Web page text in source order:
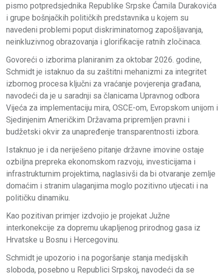
pismo potpredsjednika Republike Srpske Ćamila Durakovića
i grupe bošnjačkih političkih predstavnika u kojem su
navedeni problemi poput diskriminatornog zapošljavanja,
neinkluzivnog obrazovanja i glorifikacije ratnih zločinaca.
Govoreći o izborima planiranim za oktobar 2026. godine,
Schmidt je istaknuo da su zaštitni mehanizmi za integritet
izbornog procesa ključni za vraćanje povjerenja građana,
navodeći da je u saradnji sa članicama Upravnog odbora
Vijeća za implementaciju mira, OSCE-om, Evropskom unijom i
Sjedinjenim Američkim Državama pripremljen pravni i
budžetski okvir za unapređenje transparentnosti izbora.
Istaknuo je i da neriješeno pitanje državne imovine ostaje
ozbiljna prepreka ekonomskom razvoju, investicijama i
infrastrukturnim projektima, naglasivši da bi otvaranje zemlje
domaćim i stranim ulaganjima moglo pozitivno utjecati i na
političku dinamiku.
Kao pozitivan primjer izdvojio je projekat Južne
interkonekcije za dopremu ukapljenog prirodnog gasa iz
Hrvatske u Bosnu i Hercegovinu.
Schmidt je upozorio i na pogoršanje stanja medijskih
sloboda, posebno u Republici Srpskoj, navodeći da se